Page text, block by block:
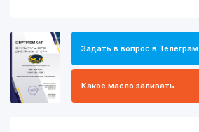
Задать в вопрос в Телеграм
Какое масло заливать